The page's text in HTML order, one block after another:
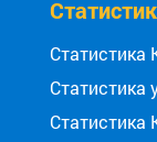
Статистика
Статистика
Статистика